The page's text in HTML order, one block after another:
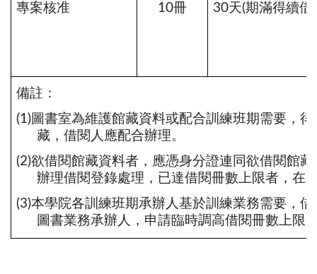
專案核准 10冊 30天(期滿得續借
備註：
(1)圖書室為維護館藏資料或配合訓練班期需要，
藏，借閱人應配合辦理。
(2)欲借閱館藏資料者，應憑身分證連同欲借閱館
辦理借閱登錄處理，已達借閱冊數上限者，在
(3)本學院各訓練班期承辦人基於訓練業務需要，
圖書業務承辦人，申請臨時調高借閱冊數上限